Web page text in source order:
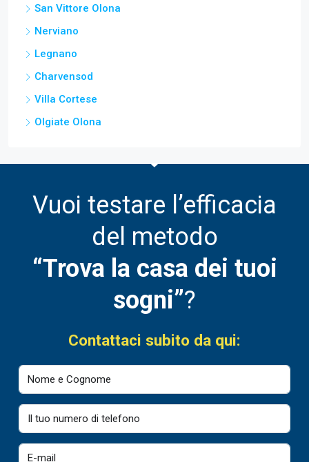
San Vittore Olona
Nerviano
Legnano
Charvensod
Villa Cortese
Olgiate Olona
Vuoi testare l’efficacia
del metodo
“Trova la casa dei tuoi
sogni”?
Contattaci subito da qui: